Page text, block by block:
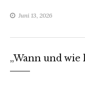
Juni 13, 2026
„Wann und wie